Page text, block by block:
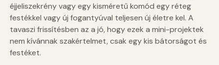
éjjeliszekrény vagy egy kisméretű komód egy réteg
festékkel vagy új fogantyúval teljesen új életre kel. A
tavaszi frissítésben az a jó, hogy ezek a mini-projektek
nem kívánnak szakértelmet, csak egy kis bátorságot és
festéket.